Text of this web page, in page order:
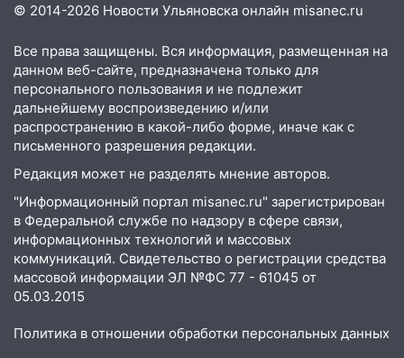
© 2014-2026 Новости Ульяновска онлайн misanec.ru
Все права защищены. Вся информация, размещенная на
данном веб-сайте, предназначена только для
персонального пользования и не подлежит
дальнейшему воспроизведению и/или
распространению в какой-либо форме, иначе как с
письменного разрешения редакции.
Редакция может не разделять мнение авторов.
"Информационный портал misanec.ru" зарегистрирован
в Федеральной службе по надзору в сфере связи,
информационных технологий и массовых
коммуникаций. Свидетельство о регистрации средства
массовой информации ЭЛ №ФС 77 - 61045 от
05.03.2015
Политика в отношении обработки персональных данных